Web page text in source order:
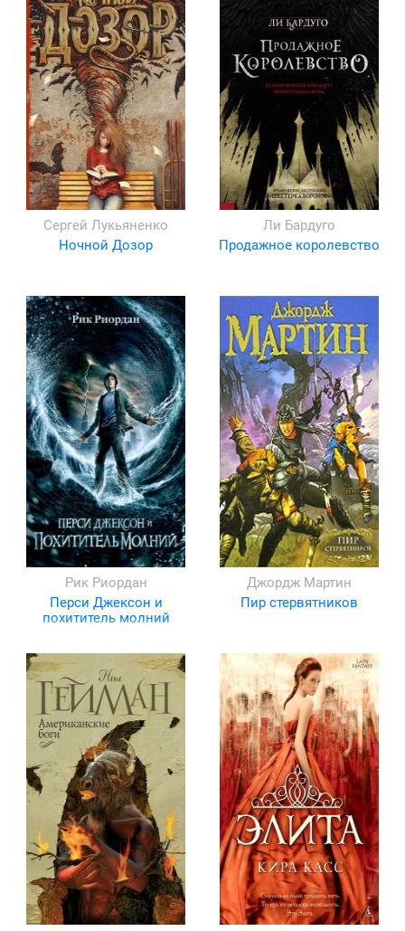
Сергей Лукьяненко
Ночной Дозор
Ли Бардуго
Продажное королевство
Рик Риордан
Перси Джексон и
похититель молний
Джордж Мартин
Пир стервятников